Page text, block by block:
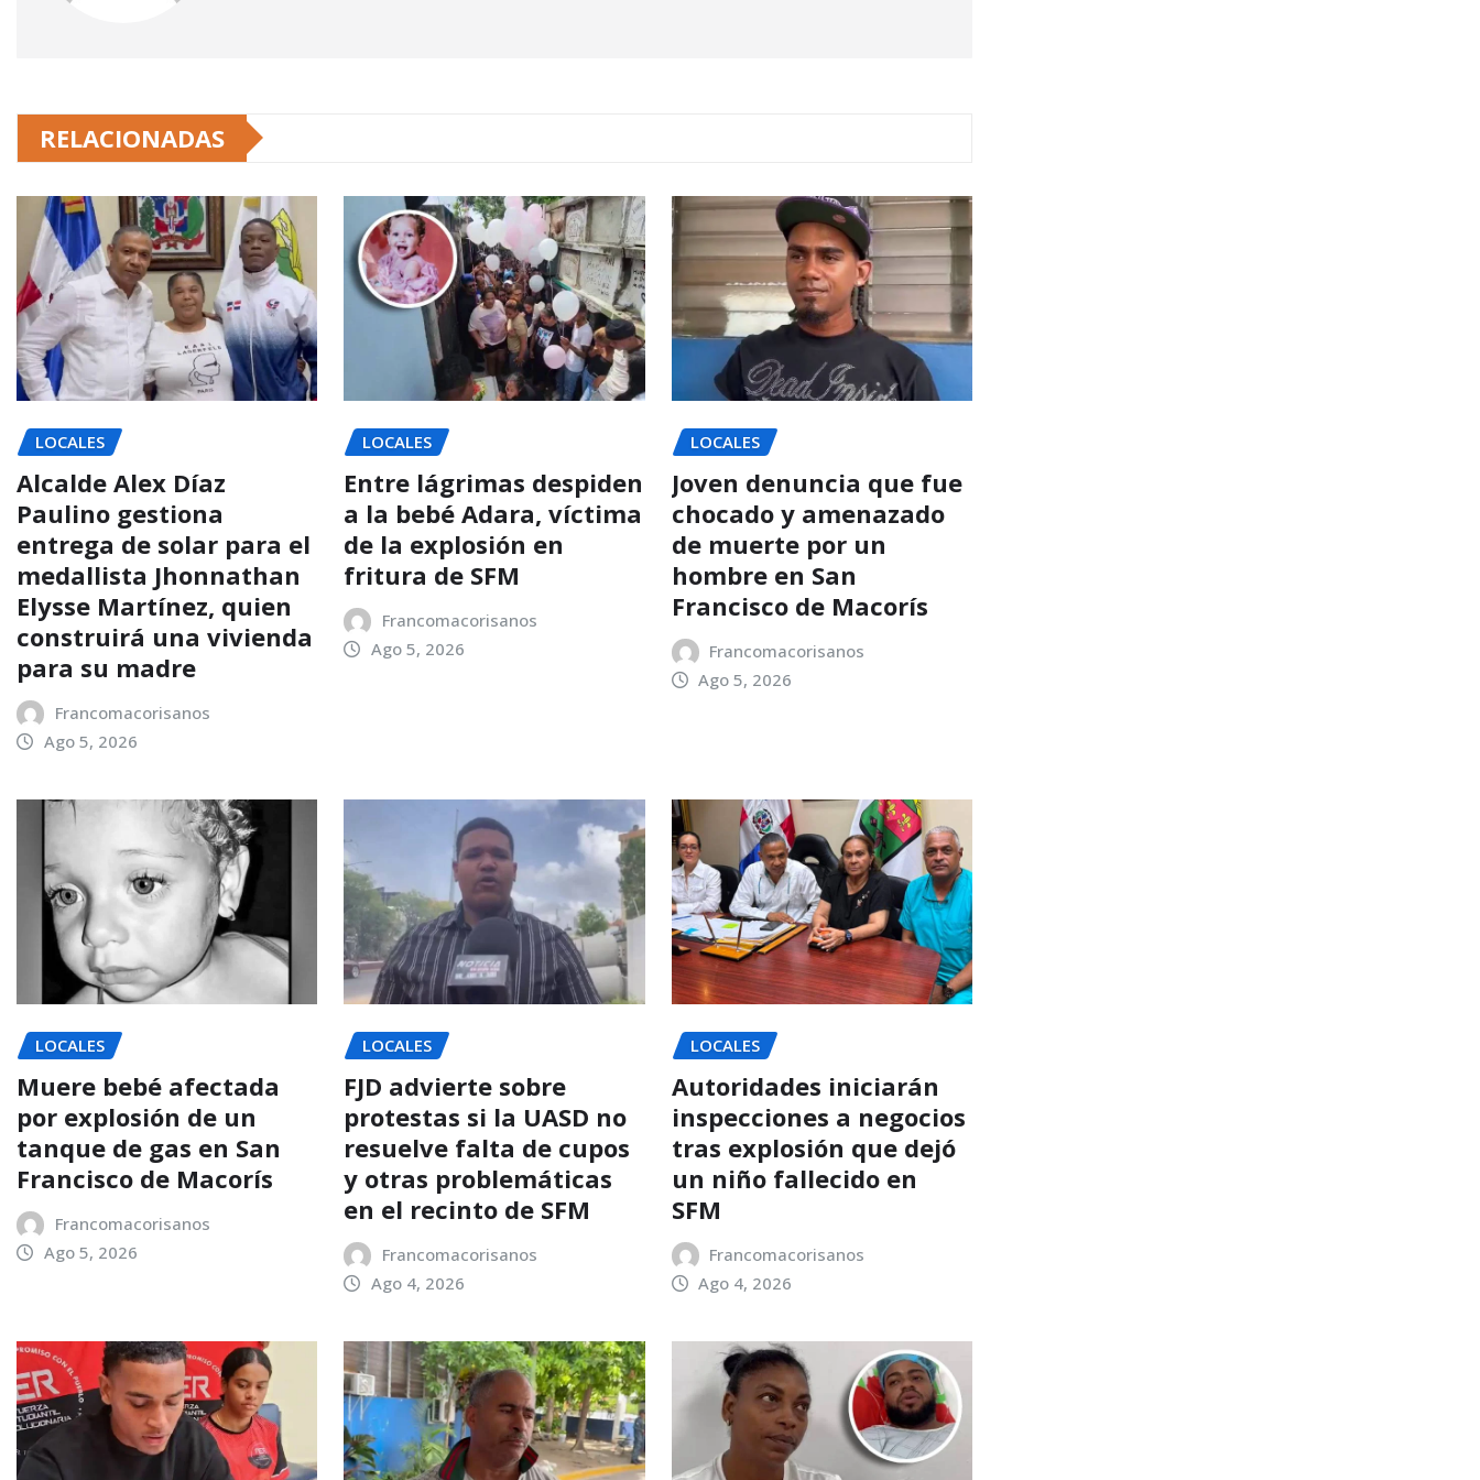
RELACIONADAS
LOCALES
Alcalde Alex Díaz
Paulino gestiona
entrega de solar para el
medallista Jhonnathan
Elysse Martínez, quien
construirá una vivienda
para su madre
Francomacorisanos
Ago 5, 2026
LOCALES
Entre lágrimas despiden
a la bebé Adara, víctima
de la explosión en
fritura de SFM
Francomacorisanos
Ago 5, 2026
LOCALES
Joven denuncia que fue
chocado y amenazado
de muerte por un
hombre en San
Francisco de Macorís
Francomacorisanos
Ago 5, 2026
LOCALES
Muere bebé afectada
por explosión de un
tanque de gas en San
Francisco de Macorís
Francomacorisanos
Ago 5, 2026
LOCALES
FJD advierte sobre
protestas si la UASD no
resuelve falta de cupos
y otras problemáticas
en el recinto de SFM
Francomacorisanos
Ago 4, 2026
LOCALES
Autoridades iniciarán
inspecciones a negocios
tras explosión que dejó
un niño fallecido en
SFM
Francomacorisanos
Ago 4, 2026